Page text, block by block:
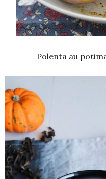
Polenta au